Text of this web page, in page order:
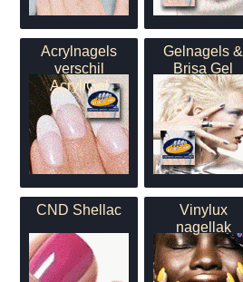
Acrylnagels
verschil
Acryl/Gel
Gelnagels &
Brisa Gel
CND Shellac
Vinylux
nagellak